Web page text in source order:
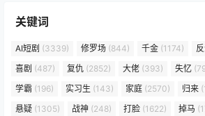
关键词
AI短剧 (3339) 修罗场 (844) 千金 (1174)
喜剧 (487) 复仇 (2852) 大佬 (393) 失忆
学霸 (196) 实习生 (143) 家庭 (2570) 归来
悬疑 (1305) 战神 (248) 打脸 (1622) 掉马